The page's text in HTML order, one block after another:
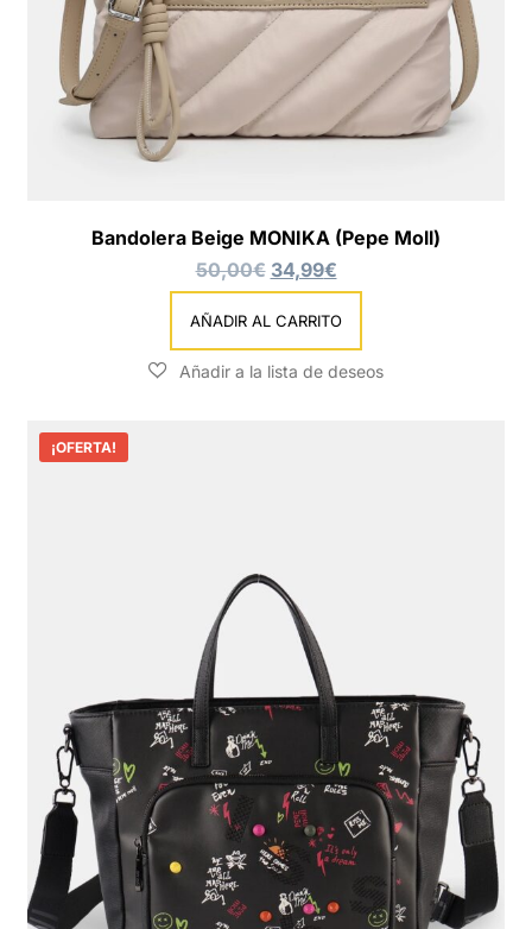
Bandolera Beige MONIKA (Pepe Moll)
50,00€ 34,99€
AÑADIR AL CARRITO
¡OFERTA!